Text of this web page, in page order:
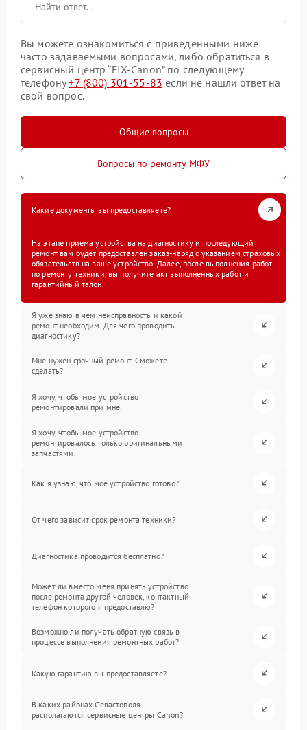
Вы можете ознакомиться с приведенными ниже
часто задаваемыми вопросами, либо обратиться в
сервисный центр “FIX-Canon” по следующему
телефону+7 (800) 301-55-83 если не нашли ответ на
свой вопрос.
Общие вопросы
Вопросы по ремонту МФУ
Какие документы вы предоставляете?
На этапе приема устройства на диагностику и последующий
ремонт вам будет предоставлен заказ-наряд с указанием страховых
обязательств на ваше устройство. Далее, после выполнения работ
по ремонту техники, вы получите акт выполненных работ и
гарантийный талон.
Я уже знаю в чем неисправность и какой
ремонт необходим. Для чего проводить
диагностику?
Мне нужен срочный ремонт. Сможете
сделать?
Я хочу, чтобы мое устройство
ремонтировали при мне.
Я хочу, чтобы мое устройство
ремонтировалось только оригинальными
запчастями.
Как я узнаю, что мое устройство готово?
От чего зависит срок ремонта техники?
Диагностика проводится бесплатно?
Может ли вместо меня принять устройство
после ремонта другой человек, контактный
телефон которого я предоставлю?
Возможно ли получать обратную связь в
процессе выполнения ремонтных работ?
Какую гарантию вы предоставляете?
В каких районах Севастополя
располагаются сервисные центры Canon?